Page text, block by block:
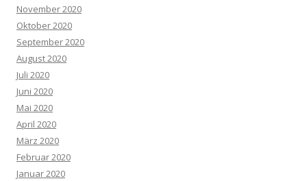
November 2020
Oktober 2020
September 2020
August 2020
Juli 2020
Juni 2020
Mai 2020
April 2020
März 2020
Februar 2020
Januar 2020